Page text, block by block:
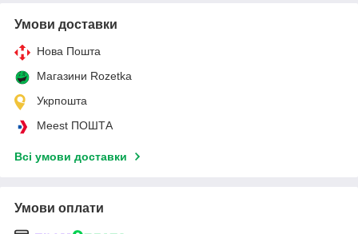
Умови доставки
Нова Пошта
Магазини Rozetka
Укрпошта
Meest ПОШТА
Всі умови доставки
Умови оплати